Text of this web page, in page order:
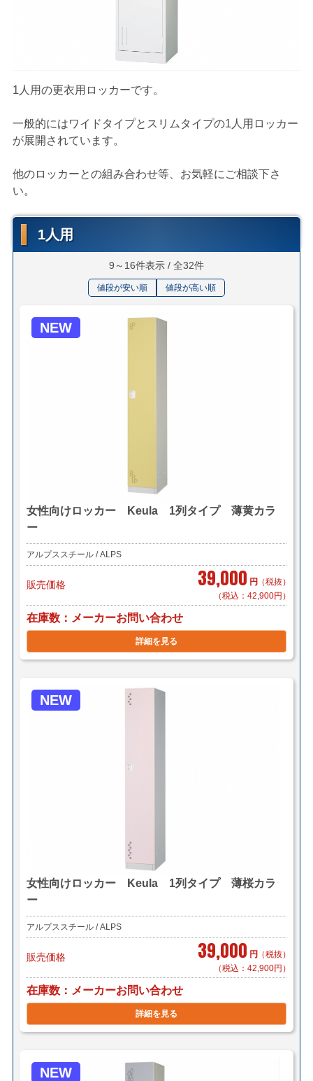
1人用の更衣用ロッカーです。
一般的にはワイドタイプとスリムタイプの1人用ロッカー
が展開されています。
他のロッカーとの組み合わせ等、お気軽にご相談下さ
い。
1人用
9～16件表示 / 全32件
値段が安い順 値段が高い順
NEW
女性向けロッカー Keula 1列タイプ 薄黄カラ
ー
アルプススチール / ALPS
販売価格 39,000 円 （税抜）
（税込：42,900円）
在庫数 メーカーお問い合わせ
詳細を見る
NEW
女性向けロッカー Keula 1列タイプ 薄桜カラ
ー
アルプススチール / ALPS
販売価格 39,000 円 （税抜）
（税込：42,900円）
在庫数 メーカーお問い合わせ
詳細を見る
NEW